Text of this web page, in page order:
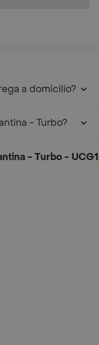
a domicilio?
- Turbo?
- Turbo - UCG1